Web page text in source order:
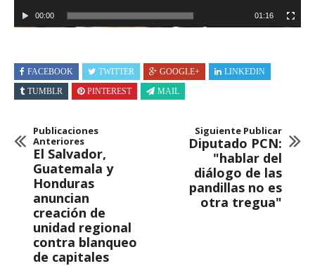
00:00 01:16
FACEBOOK TWITTER GOOGLE+
LINKEDIN
TUMBLR
PINTEREST MAIL
Publicaciones
Anteriores
El Salvador,
Guatemala y
Honduras
anuncian
creación de
unidad regional
contra blanqueo
de capitales
Siguiente Publicar
Diputado PCN:
"hablar del
diálogo de las
pandillas no es
otra tregua"